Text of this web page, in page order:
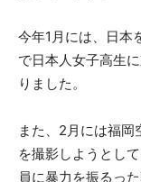
今年1月には、日本
で日本人女子高生
りました。
また、2月には福
を撮影しようとし
員に暴力を振るっ